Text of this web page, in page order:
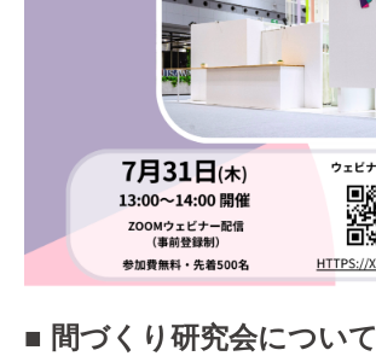
■ 間づくり研究会について